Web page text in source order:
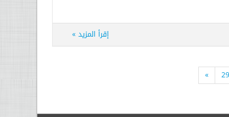
إقرأ المزيد »
»